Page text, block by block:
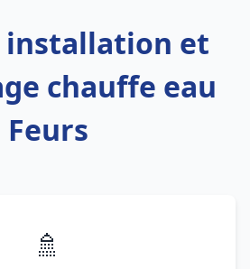
installation et
chauffe eau
Feurs
🚿